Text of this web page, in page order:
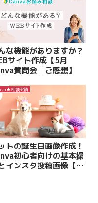
な機能がありますか？
サイト作成【5月
質問会│ご感想】
相談実績
トの誕生日画像作成！
初心者向けの基本操
インスタ投稿画像【オ